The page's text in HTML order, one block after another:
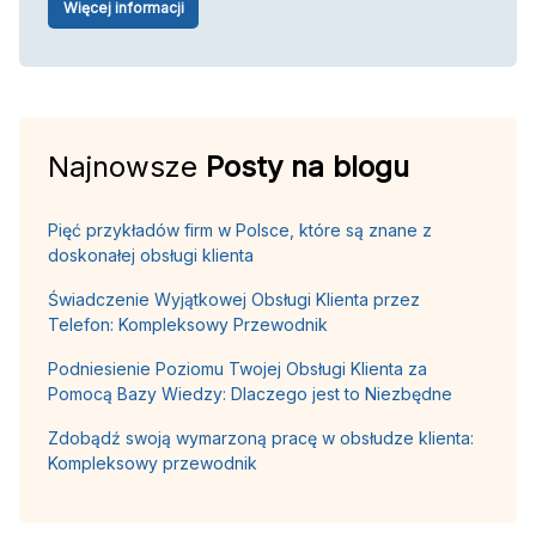
Więcej informacji
Najnowsze Posty na blogu
Pięć przykładów firm w Polsce, które są znane z
doskonałej obsługi klienta
Świadczenie Wyjątkowej Obsługi Klienta przez
Telefon: Kompleksowy Przewodnik
Podniesienie Poziomu Twojej Obsługi Klienta za
Pomocą Bazy Wiedzy: Dlaczego jest to Niezbędne
Zdobądź swoją wymarzoną pracę w obsłudze klienta:
Kompleksowy przewodnik